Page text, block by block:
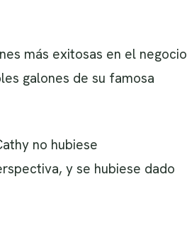
más exitosas en el negocio
galones de su famosa
no hubiese
y se hubiese dado